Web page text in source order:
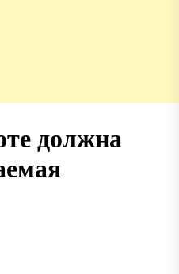
должна